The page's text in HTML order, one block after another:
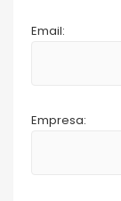
Email:
Empresa: